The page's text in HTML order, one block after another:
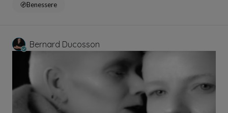
Benessere
Bernard Ducosson